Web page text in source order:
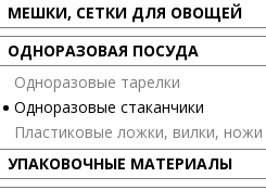
МЕШКИ, СЕТКИ ДЛЯ ОВОЩЕЙ
ОДНОРАЗОВАЯ ПОСУДА
Одноразовые тарелки
Одноразовые стаканчики
Пластиковые ложки, вилки, ножи
УПАКОВОЧНЫЕ МАТЕРИАЛЫ